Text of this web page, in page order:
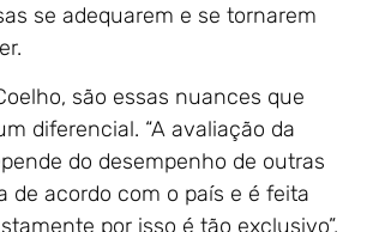
se adequarem e se tornarem
são essas nuances que
diferencial. “A avaliação da
do desempenho de outras
de acordo com o país e é feita
por isso é tão exclusivo”,